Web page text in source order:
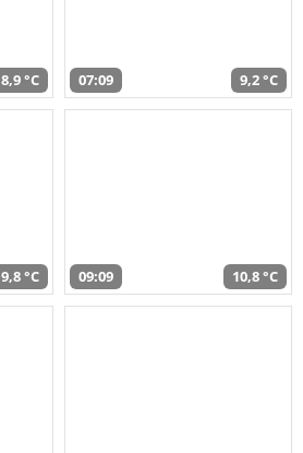
8,9 °C 07:09 9,2 °C
9,8 °C 09:09 10,8 °C